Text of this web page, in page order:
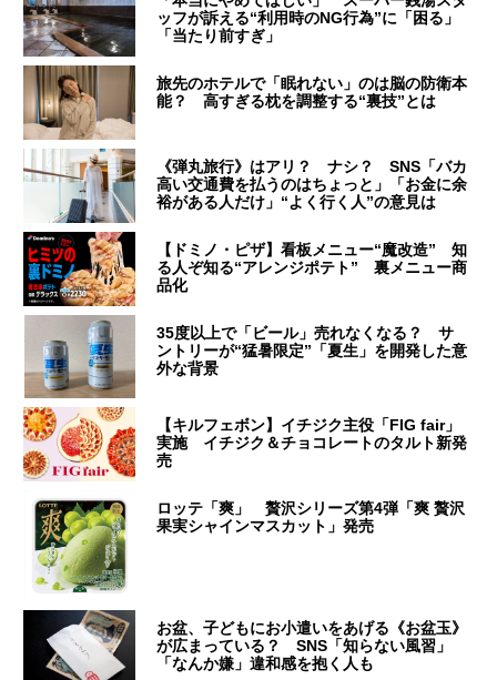
ッフが訴える“利用時のNG行為”に「困る」
「当たり前すぎ」
旅先のホテルで「眠れない」のは脳の防衛本
能？ 高すぎる枕を調整する“裏技”とは
《弾丸旅行》はアリ？ ナシ？ SNS「バカ
高い交通費を払うのはちょっと」「お金に余
裕がある人だけ」“よく行く人”の意見は
【ドミノ・ピザ】看板メニュー“魔改造” 知
る人ぞ知る“アレンジポテト” 裏メニュー商
品化
35度以上で「ビール」売れなくなる？ サ
ントリーが“猛暑限定”「夏生」を開発した意
外な背景
【キルフェボン】イチジク主役「FIG fair」
実施 イチジク＆チョコレートのタルト新発
売
ロッテ「爽」 贅沢シリーズ第4弾「爽 贅沢
果実シャインマスカット」発売
お盆、子どもにお小遣いをあげる《お盆玉》
が広まっている？ SNS「知らない風習」
「なんか嫌」違和感を抱く人も